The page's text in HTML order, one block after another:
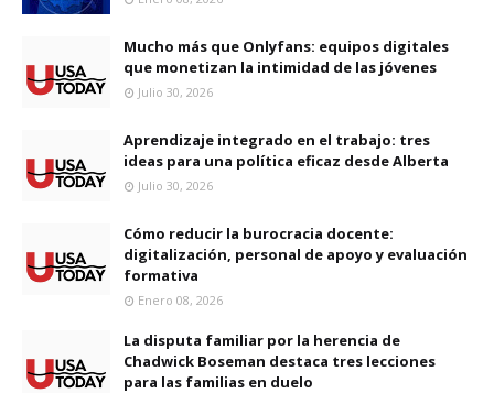
Mucho más que Onlyfans: equipos digitales
que monetizan la intimidad de las jóvenes
Julio 30, 2026
Aprendizaje integrado en el trabajo: tres
ideas para una política eficaz desde Alberta
Julio 30, 2026
Cómo reducir la burocracia docente:
digitalización, personal de apoyo y evaluación
formativa
Enero 08, 2026
La disputa familiar por la herencia de
Chadwick Boseman destaca tres lecciones
para las familias en duelo